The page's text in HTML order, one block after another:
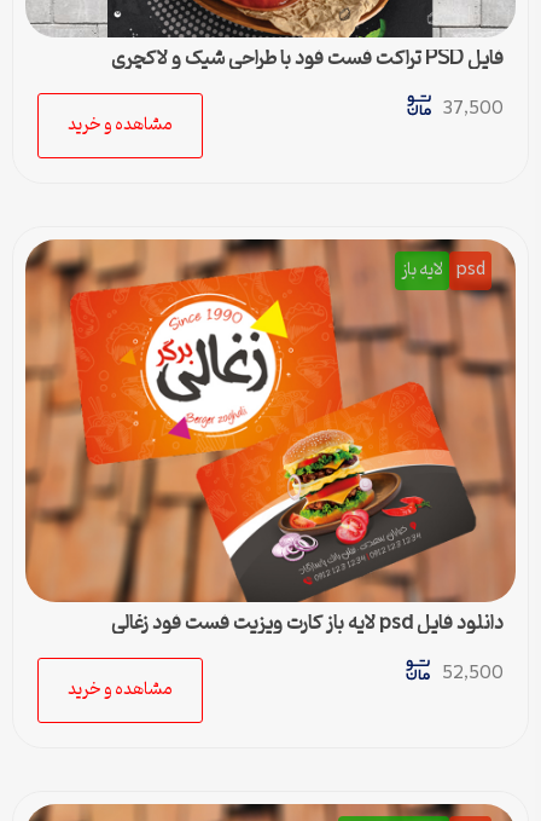
فایل PSD تراکت فست فود با طراحی شیک و لاکچری
37,500
مشاهده و خرید
psd لایه باز
دانلود فایل psd لایه باز کارت ویزیت فست فود زغالی
52,500
مشاهده و خرید